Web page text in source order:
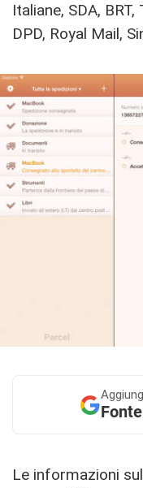
Italiane, SDA, BRT,
DPD, Royal Mail,
Le informazioni